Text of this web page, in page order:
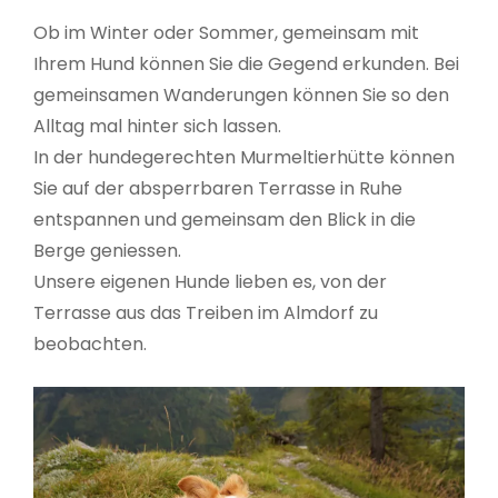
Ob im Winter oder Sommer, gemeinsam mit
Ihrem Hund können Sie die Gegend erkunden. Bei
gemeinsamen Wanderungen können Sie so den
Alltag mal hinter sich lassen.
In der hundegerechten Murmeltierhütte können
Sie auf der absperrbaren Terrasse in Ruhe
entspannen und gemeinsam den Blick in die
Berge geniessen.
Unsere eigenen Hunde lieben es, von der
Terrasse aus das Treiben im Almdorf zu
beobachten.